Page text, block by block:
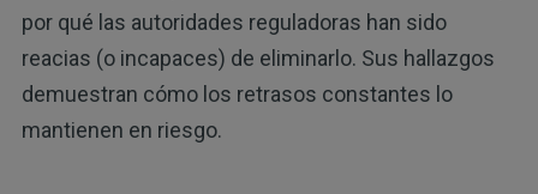
por qué las autoridades reguladoras han sido
reacias (o incapaces) de eliminarlo. Sus hallazgos
demuestran cómo los retrasos constantes lo
mantienen en riesgo.